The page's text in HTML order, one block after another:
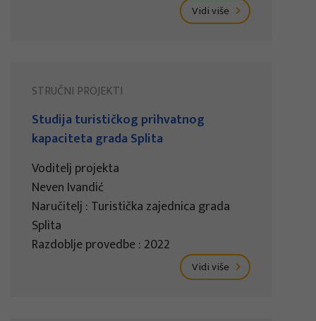
Vidi više
STRUČNI PROJEKTI
Studija turističkog prihvatnog
kapaciteta grada Splita
Voditelj projekta
Neven Ivandić
Naručitelj : Turistička zajednica grada
Splita
Razdoblje provedbe : 2022
Vidi više